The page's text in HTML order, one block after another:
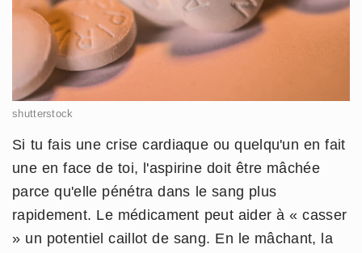
shutterstock
Si tu fais une crise cardiaque ou quelqu'un en fait
une en face de toi, l'aspirine doit être mâchée
parce qu'elle pénétra dans le sang plus
rapidement. Le médicament peut aider à « casser
» un potentiel caillot de sang. En le mâchant, la